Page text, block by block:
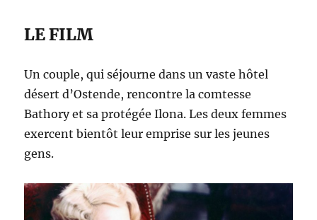
LE FILM
Un couple, qui séjourne dans un vaste hôtel
désert d’Ostende, rencontre la comtesse
Bathory et sa protégée Ilona. Les deux femmes
exercent bientôt leur emprise sur les jeunes
gens.